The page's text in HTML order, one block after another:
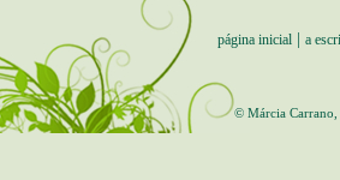
página inicial a
© Márcia Carrano,